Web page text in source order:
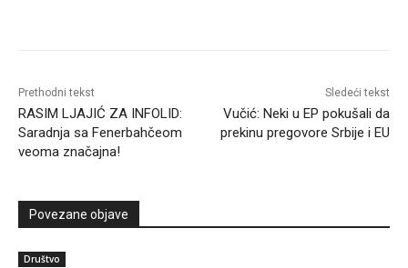
Prethodni tekst
RASIM LJAJIĆ ZA INFOLID:
Saradnja sa Fenerbahčeom
veoma značajna!
Sledeći tekst
Vučić: Neki u EP pokušali da
prekinu pregovore Srbije i EU
Povezane objave
Društvo